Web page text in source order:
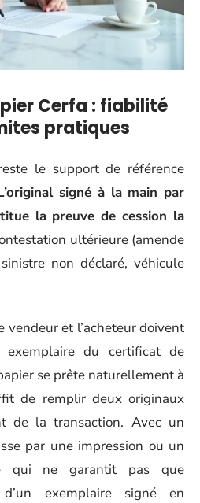
Cerfa : fiabilité
pratiques
le support de référence
signé à la main par
la preuve de cession la
ultérieure (amende
non déclaré, véhicule
vendeur et l’acheteur doivent
exemplaire du certificat de
se prête naturellement à
de remplir deux originaux
de la transaction. Avec un
par une impression ou un
qui ne garantit pas que
d’un exemplaire signé en